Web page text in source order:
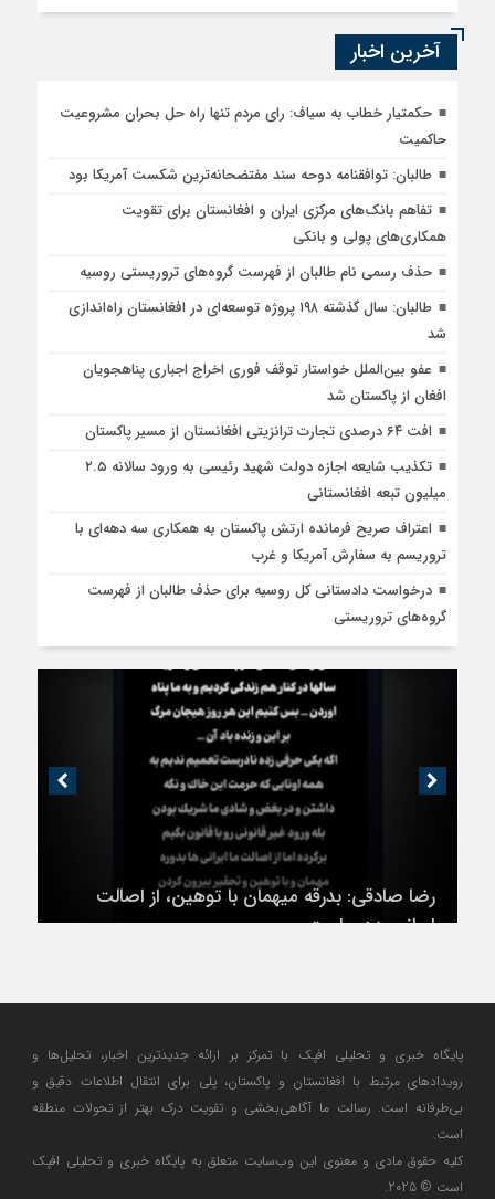
آخرین اخبار
حکمتیار خطاب به سیاف: رای مردم تنها راه حل بحران مشروعیت
حاکمیت
طالبان: توافقنامه دوحه سند مفتضحانه‌ترین شکست آمریکا بود
تفاهم بانک‌های مرکزی ایران و افغانستان برای تقویت
همکاری‌های پولی و بانکی
حذف رسمی نام طالبان از فهرست گروه‌های تروریستی روسیه
طالبان: سال گذشته ۱۹۸ پروژه توسعه‌ای در افغانستان راه‌اندازی
شد
عفو بین‌الملل خواستار توقف فوری اخراج اجباری پناهجویان
افغان از پاکستان شد
افت ۶۴ درصدی تجارت ترانزیتی افغانستان از مسیر پاکستان
تکذیب شایعه اجازه دولت شهید رئیسی به ورود سالانه ۲.۵
میلیون تبعه افغانستانی
اعتراف صریح فرمانده ارتش پاکستان به همکاری سه دهه‌ای با
تروریسم به سفارش آمریکا و غرب
درخواست دادستانی کل روسیه برای حذف طالبان از فهرست
گروه‌های تروریستی
رضا صادقی: بدرقه میهمان با توهین، از اصالت
ایرانی به‌دور است
پایگاه خبری و تحلیلی افپک با تمرکز بر ارائه جدیدترین اخبار، تحلیل‌ها و
رویدادهای مرتبط با افغانستان و پاکستان، پلی برای انتقال اطلاعات دقیق و
بی‌طرفانه است. رسالت ما آگاهی‌بخشی و تقویت درک بهتر از تحولات منطقه
است.
کلیه حقوق مادی و معنوی این وب‌سایت متعلق به پایگاه خبری و تحلیلی افپک
است © 2025.